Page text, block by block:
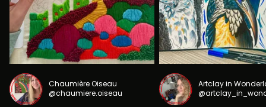
Chaumière Oiseau
@chaumiere.oiseau
Artclay in